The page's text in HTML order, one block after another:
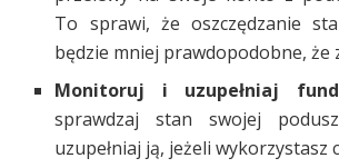
To sprawi, że oszczędzanie
będzie mniej prawdopodobne, że
Monitoruj i uzupełniaj
sprawdzaj stan swojej
uzupełniaj ją, jeżeli wykorzystasz